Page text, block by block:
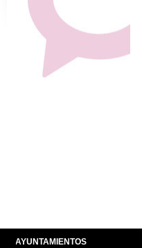
AYUNTAMIENTOS